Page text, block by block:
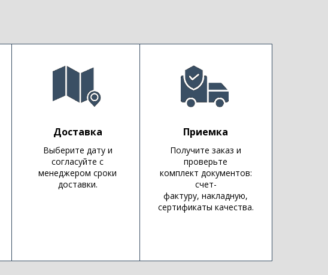
Доставка
Выберите дату и
согласуйте с
менеджером сроки
доставки.
Приемка
Получите заказ и
проверьте
комплект документов:
счет-
фактуру, накладную,
сертификаты качества.